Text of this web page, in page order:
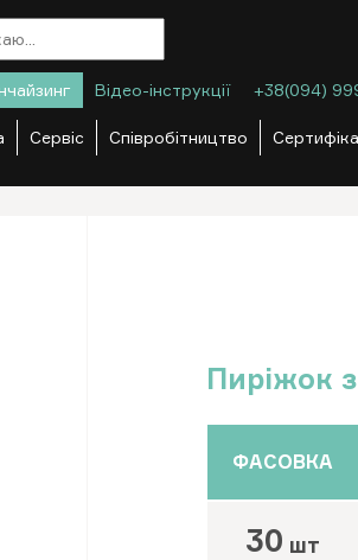
Відео-інструкції +38(094)
Сервіс Співробітництво
Пиріжок
ФАСОВКА
30 шт